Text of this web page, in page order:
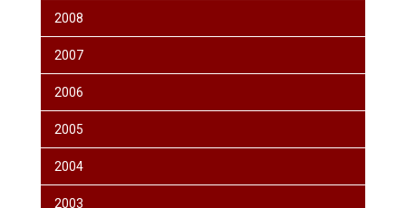
2008
2007
2006
2005
2004
2003